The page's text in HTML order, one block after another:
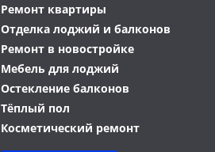
Ремонт квартиры
Отделка лоджий и балконов
Ремонт в новостройке
Мебель для лоджий
Остекление балконов
Тёплый пол
Косметический ремонт